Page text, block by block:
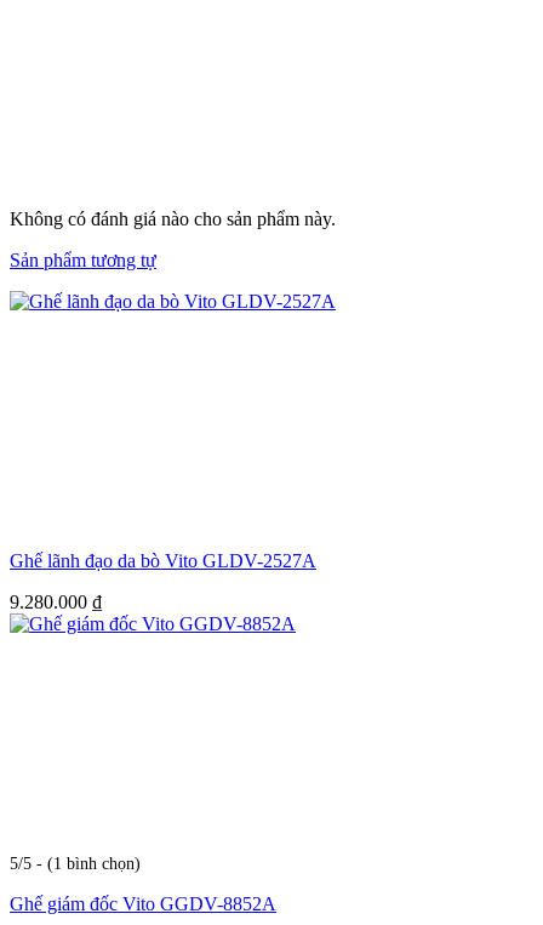
Không có đánh giá nào cho sản phẩm này.
Sản phẩm tương tự
Ghế lãnh đạo da bò Vito GLDV-2527A
9.280.000 ₫
5/5 - (1 bình chọn)
Ghế giám đốc Vito GGDV-8852A